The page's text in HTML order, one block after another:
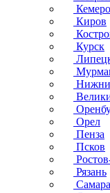
Киров
Курск
Орел
Пенза
Псков
Рязань
Самара